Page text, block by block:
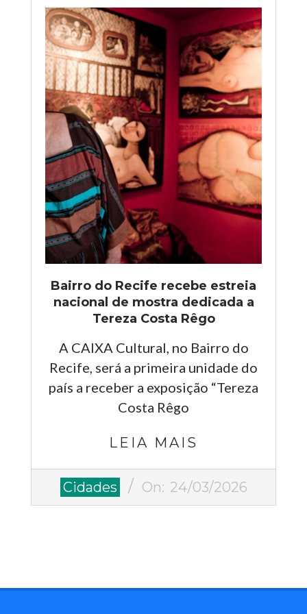
Bairro do Recife recebe estreia
nacional de mostra dedicada a
Tereza Costa Rêgo
A CAIXA Cultural, no Bairro do
Recife, será a primeira unidade do
país a receber a exposição “Tereza
Costa Rêgo
LEIA MAIS
2026-
Cidades On: 24/03/2026